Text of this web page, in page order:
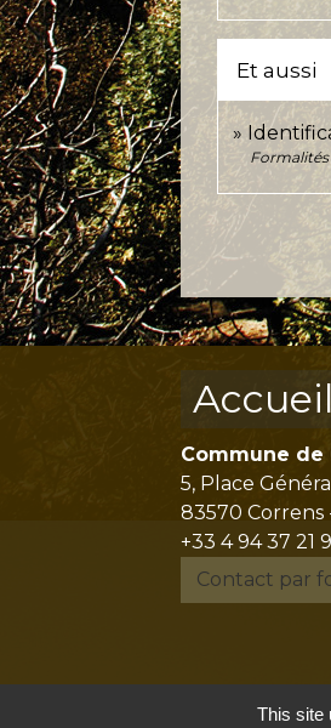
Et aussi
Commune de
5, Place
83570 Correns
+33 4 94 37 21
Contact par
This site